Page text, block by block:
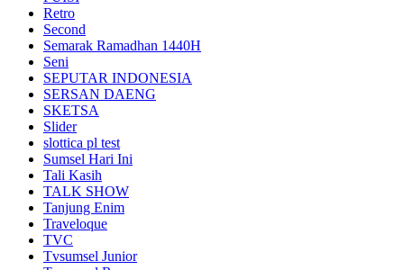
Retro
Second
Semarak Ramadhan 1440H
Seni
SEPUTAR INDONESIA
SERSAN DAENG
SKETSA
Slider
slottica pl test
Sumsel Hari Ini
Tali Kasih
TALK SHOW
Tanjung Enim
Traveloque
TVC
Tvsumsel Junior